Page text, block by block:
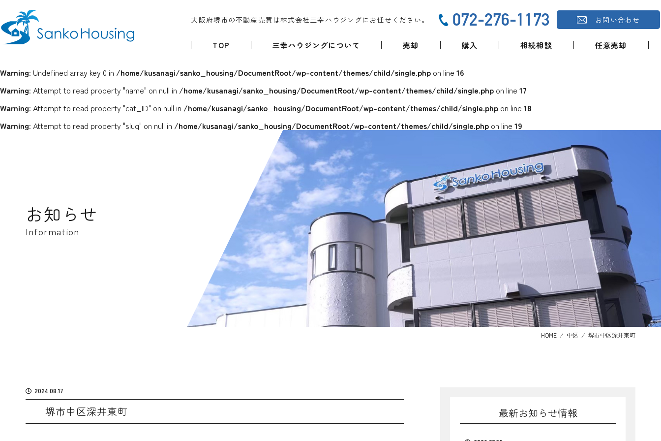
大阪府堺市の不動産売買は株式会社三幸ハウジングにお任せください。 072-276-1173 お問い合わせ
TOP 三幸ハウジングについて 売却 購入 相続相談 任意売却
Warning: Undefined array key 0 in /home/kusanagi/sanko_housing/DocumentRoot/wp-content/themes/child/single.php on line 16
Warning: Attempt to read property "name" on null in /home/kusanagi/sanko_housing/DocumentRoot/wp-content/themes/child/single.php on line 17
Warning: Attempt to read property "cat_ID" on null in /home/kusanagi/sanko_housing/DocumentRoot/wp-content/themes/child/single.php on line 18
Warning: Attempt to read property "slug" on null in /home/kusanagi/sanko_housing/DocumentRoot/wp-content/themes/child/single.php on line 19
お知らせ
Information
HOME ⁄ 中区 ⁄ 堺市中区深井東町
2024.08.17
堺市中区深井東町 最新お知らせ情報